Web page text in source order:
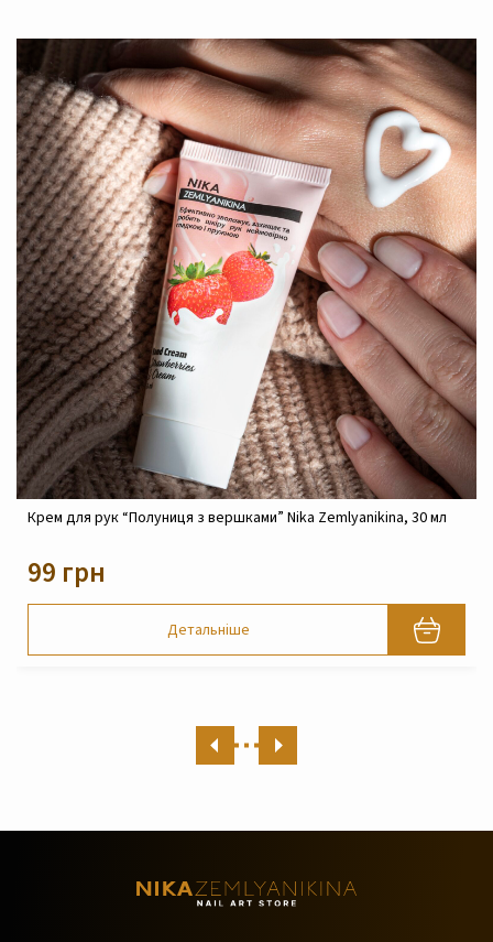
30 мл Крем реконструюючий живильний для обличчя Nika
820 грн